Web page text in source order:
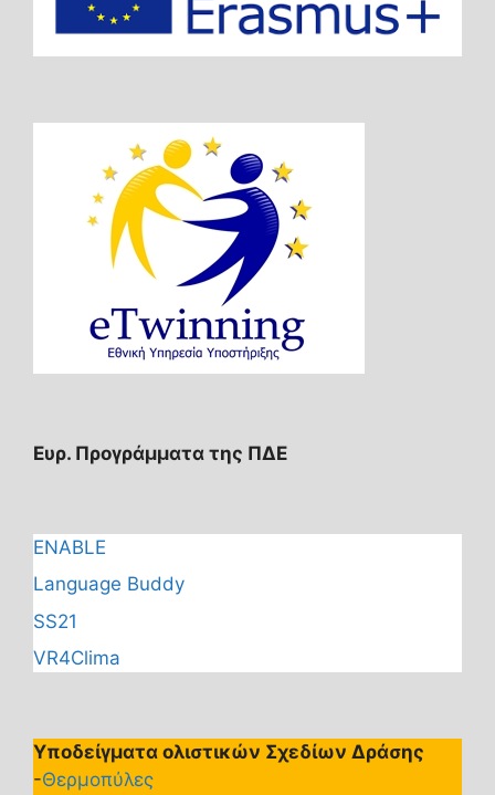
Ευρ. Προγράμματα της ΠΔΕ
ENABLE
Language Buddy
SS21
VR4Clima
Υποδείγματα ολιστικών Σχεδίων Δράσης
-Θερμοπύλες